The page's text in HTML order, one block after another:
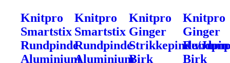
Knitpro
Smartstix
Rundpinde
Aluminium
Knitpro
Smartstix
Rundpinde
Aluminium
Knitpro
Ginger
Strikkepinde/
Birk
Knitpro
Ginger
Birk